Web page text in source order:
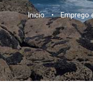
Inicio • Emprego